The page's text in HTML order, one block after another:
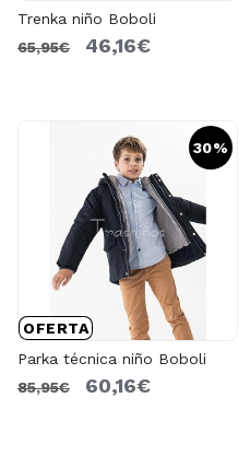
Trenka niño Boboli
65,95€
46,16€
30%
OFERTA
Parka técnica niño Boboli
85,95€
60,16€